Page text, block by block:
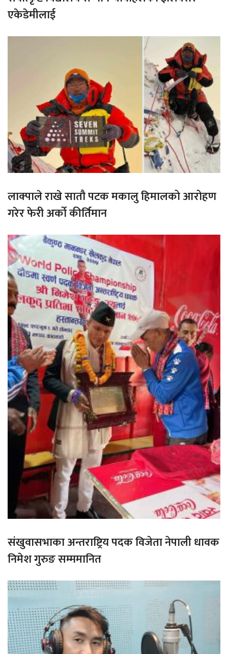
एकेडेमीलाई
लाक्पाले राखे सातौ पटक मकालु हिमालको आरोहण
गरेर फेरी अर्को कीर्तिमान
संखुवासभाका अन्तराष्ट्रिय पदक विजेता नेपाली धावक
निमेश गुरुङ सम्ममानित